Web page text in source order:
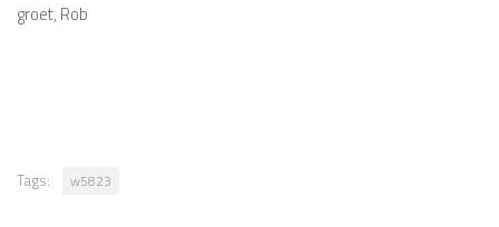
groet, Rob
Tags: w5823